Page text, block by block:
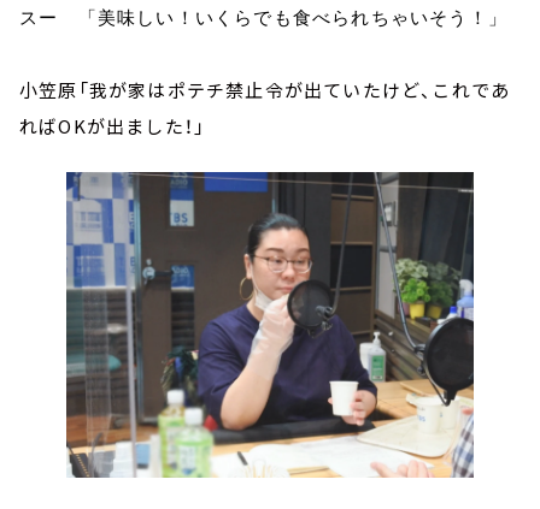
スー 「美味しい！いくらでも食べられちゃいそう！」
小笠原「我が家はポテチ禁止令が出ていたけど、これであ
ればOKが出ました！」